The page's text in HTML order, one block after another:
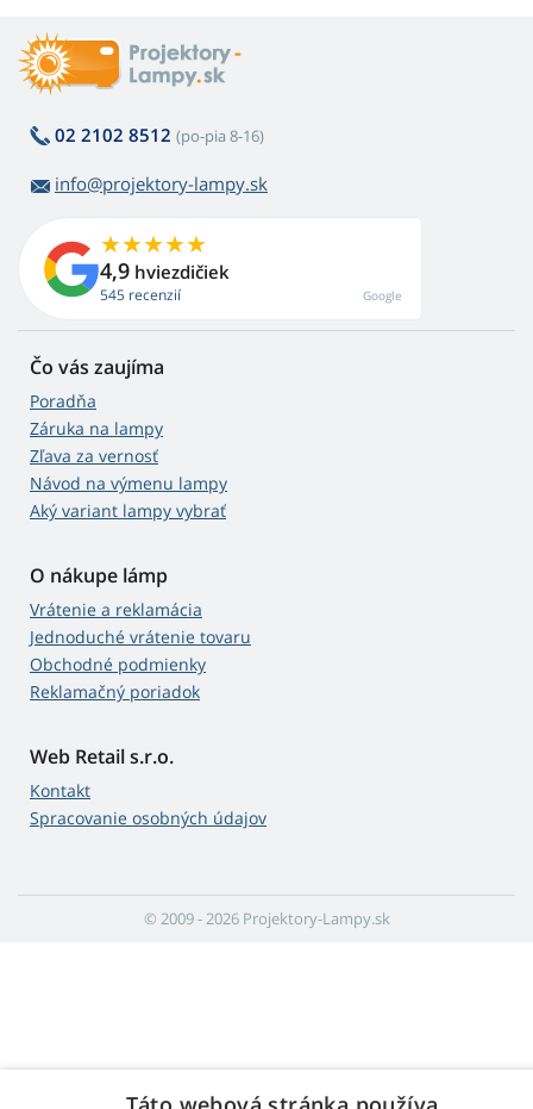
02 2102 8512 (po-pia 8-16)
info@projektory-lampy.sk
4,9 hviezdičiek
545 recenzií Google
Čo vás zaujíma
Poradňa
Záruka na lampy
Zľava za vernosť
Návod na výmenu lampy
Aký variant lampy vybrať
O nákupe lámp
Vrátenie a reklamácia
Jednoduché vrátenie tovaru
Obchodné podmienky
Reklamačný poriadok
Web Retail s.r.o.
Kontakt
Spracovanie osobných údajov
© 2009 - 2026 Projektory-Lampy.sk